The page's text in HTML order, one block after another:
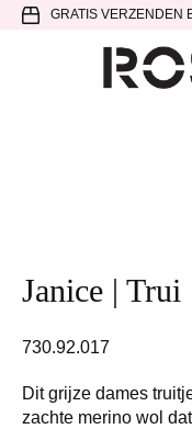
Spring
hoofdnavigatie
Door
SpringGRATIS VERZENDEN
Janice |
730.92.017
Dit grijze dames
zachte merino wol